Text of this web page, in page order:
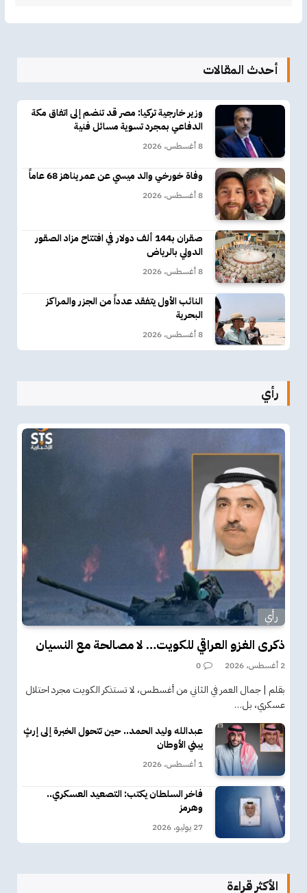
أحدث المقالات
وزير خارجية تركيا: مصر قد تنضم إلى اتفاق مكة
الدفاعي بمجرد تسوية مسائل فنية
8 أغسطس، 2026
وفاة خورخي والد ميسي عن عمر يناهز 68 عاماً
8 أغسطس، 2026
صقران بـ144 ألف دولار في افتتاح مزاد الصقور
الدولي بالرياض
8 أغسطس، 2026
النائب الأول يتفقد عدداً من الجزر والمراكز
البحرية
8 أغسطس، 2026
رأي
رأي
ذكرى الغزو العراقي للكويت… لا مصالحة مع النسيان
2 أغسطس، 2026 0
بقلم | جمال العمر في الثاني من أغسطس، لا تستذكر الكويت مجرد احتلال
عسكري، بل…
عبدالله وليد الحمد.. حين تتحول الخبرة إلى إرثٍ
يبني الأوطان
1 أغسطس، 2026
فاخر السلطان يكتب: التصعيد العسكري..
وهرمز
27 يوليو، 2026
الأكثر قراءة